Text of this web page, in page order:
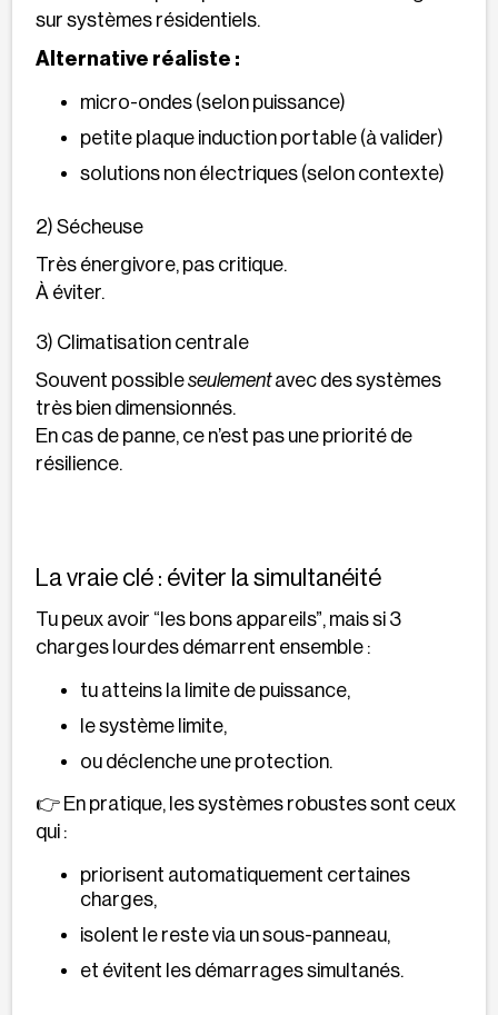
sur systèmes résidentiels.
Alternative réaliste :
micro-ondes (selon puissance)
petite plaque induction portable (à valider)
solutions non électriques (selon contexte)
2) Sécheuse
Très énergivore, pas critique.
À éviter.
3) Climatisation centrale
Souvent possibleseulementavec des systèmes
très bien dimensionnés.
En cas de panne, ce n’est pas une priorité de
résilience.
La vraie clé : éviter la simultanéité
Tu peux avoir “les bons appareils”, mais si 3
charges lourdes démarrent ensemble :
tu atteins la limite de puissance,
le système limite,
ou déclenche une protection.
👉 En pratique, les systèmes robustes sont ceux
qui :
priorisent automatiquement certaines
charges,
isolent le reste via un sous-panneau,
et évitent les démarrages simultanés.